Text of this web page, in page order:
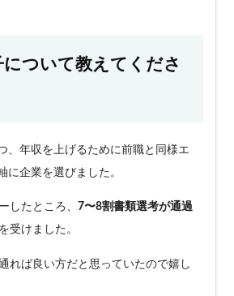
について教えてくださ
、年収を上げるために前職と同様エ
に企業を選びました。
したところ、7〜8割書類選考が通過
受けました。
れば良い方だと思っていたので嬉し